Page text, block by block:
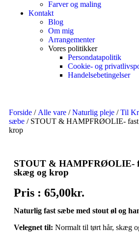
Farver og maling
Kontakt
Blog
Om mig
Arrangementer
Vores politikker
Persondatapolitik
Cookie- og
Handelsebetingelser
Forside / Alle vare /Naturlig pleje /Til
sæbe / STOUT & HAMPFRØOLIE- fast
krop
STOUT & HAMPFRØOLIE-
skæg og krop
Pris : 65,00kr.
Naturlig fast sæbe med stout øl og
Velegnet til: Normalt til tørt hår, skæg